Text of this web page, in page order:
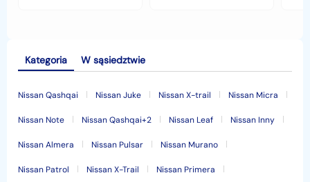
Kategoria
Nissan Qashqai Nissan Juke Nissan X-trail Nissan Micra
Nissan Note Nissan Qashqai+2 Nissan Leaf Nissan Inny
Nissan Almera Nissan Pulsar Nissan Murano
Nissan Patrol Nissan X-Trail Nissan Primera
W sąsiedztwie